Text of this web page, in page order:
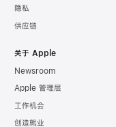
隐私
供应链
关于 Apple
Newsroom
Apple 管理层
工作机会
创造就业